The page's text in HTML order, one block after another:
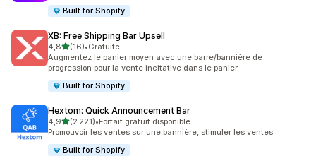
Built for Shopify
XB: Free Shipping Bar Upsell
4,8étoile(s) sur 5
(16)
16 avis au total
•Gratuite
Augmentez le panier moyen avec une barre/bannière de
progression pour la vente incitative dans le panier
Built for Shopify
Hextom: Quick Announcement Bar
4,9étoile(s) sur 5
(2 221)
2221 avis au total
•Forfait gratuit disponible
Promouvoir les ventes sur une bannière, stimuler les ventes
Built for Shopify